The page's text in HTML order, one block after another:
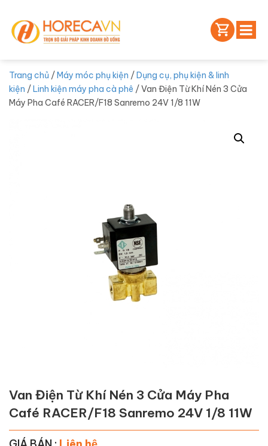
Trang chủ /Máy móc phụ kiện /Dụng cụ, phụ kiện & linh
kiện /Linh kiện máy pha cà phê / Van Điện Từ Khí Nén 3 Cửa
Máy Pha Café RACER/F18 Sanremo 24V 1/8 11W
Van Điện Từ Khí Nén 3 Cửa Máy Pha
Café RACER/F18 Sanremo 24V 1/8 11W